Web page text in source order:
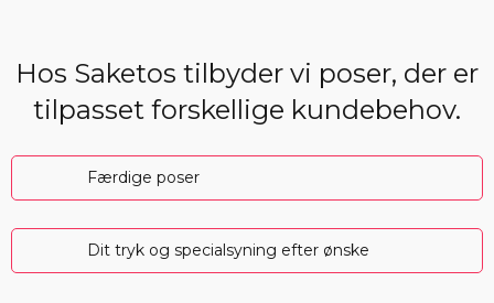
Hos Saketos tilbyder vi poser, der er
tilpasset forskellige kundebehov.
Færdige poser
Dit tryk og specialsyning efter ønske